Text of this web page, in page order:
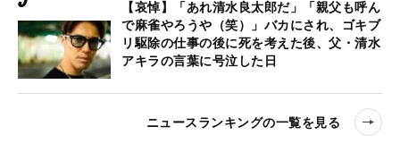
【哀悼】「あれ清水良太郎だ」「親父も呼ん
で麻雀やろうや（笑）」バカにされ、ゴキブ
リ駆除の仕事の後に死を考えた後、父・清水
アキラの言葉に号泣した日
ニュースランキングの一覧を見る